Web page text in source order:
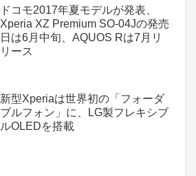
ドコモ2017年夏モデルが発表、
Xperia XZ Premium SO-04Jの発売
日は6月中旬、AQUOS Rは7月リ
リース
新型Xperiaは世界初の「フォーダ
ブルフォン」に、LG製フレキシブ
ルOLEDを搭載